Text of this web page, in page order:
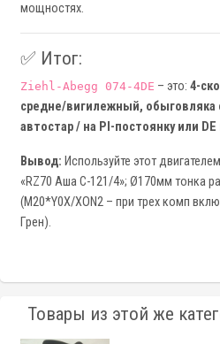
мощностях.
✅ Итог:
Ziehl-Abegg 074-4DE – это: 4-
средне/вигилежный, обыговляка
автостар / на PI-постоянку или
Вывод: Используйте этот
«RZ70 Аша C-121/4»; Ø170мм тонка
(M20*Y0X/XON2 – при трех комп
Грен).
Товары из этой же